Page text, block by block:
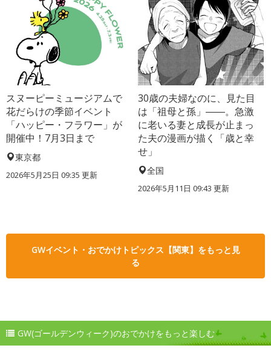
スヌーピーミュージアムで
花だらけの季節イベント
「ハッピー・フラワー」が
開催中！7月3日まで
東京都
2026年5月25日 09:35 更新
30歳の夫婦なのに、見た目
は「祖母と孫」――。急激
に老いる妻と成長が止まっ
た夫の漫画が描く「歳と幸
せ」
全国
2026年5月11日 09:43 更新
GWイベント・おでかけトピックス【関東】をもっと見
る
GW(ゴールデンウィーク)のおでかけをもっと楽しむ